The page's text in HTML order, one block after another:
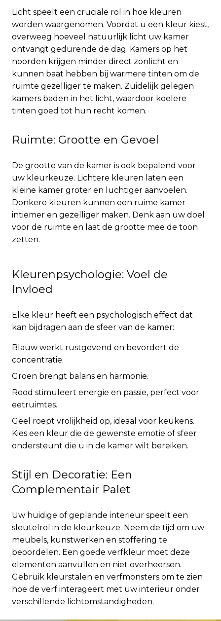
Licht speelt een cruciale rol in hoe kleuren
worden waargenomen. Voordat u een kleur kiest,
overweeg hoeveel natuurlijk licht uw kamer
ontvangt gedurende de dag. Kamers op het
noorden krijgen minder direct zonlicht en
kunnen baat hebben bij warmere tinten om de
ruimte gezelliger te maken. Zuidelijk gelegen
kamers baden in het licht, waardoor koelere
tinten goed tot hun recht komen.
Ruimte: Grootte en Gevoel
De grootte van de kamer is ook bepalend voor
uw kleurkeuze. Lichtere kleuren laten een
kleine kamer groter en luchtiger aanvoelen.
Donkere kleuren kunnen een ruime kamer
intiemer en gezelliger maken. Denk aan uw doel
voor de ruimte en laat de grootte mee de toon
zetten.
Kleurenpsychologie: Voel de
Invloed
Elke kleur heeft een psychologisch effect dat
kan bijdragen aan de sfeer van de kamer:
Blauw werkt rustgevend en bevordert de
concentratie.
Groen brengt balans en harmonie.
Rood stimuleert energie en passie, perfect voor
eetruimtes.
Geel roept vrolijkheid op, ideaal voor keukens.
Kies een kleur die de gewenste emotie of sfeer
ondersteunt die u in de kamer wilt bereiken.
Stijl en Decoratie: Een
Complementair Palet
Uw huidige of geplande interieur speelt een
sleutelrol in de kleurkeuze. Neem de tijd om uw
meubels, kunstwerken en stoffering te
beoordelen. Een goede verfkleur moet deze
elementen aanvullen en niet overheersen.
Gebruik kleurstalen en verfmonsters om te zien
hoe de verf interageert met uw interieur onder
verschillende lichtomstandigheden.